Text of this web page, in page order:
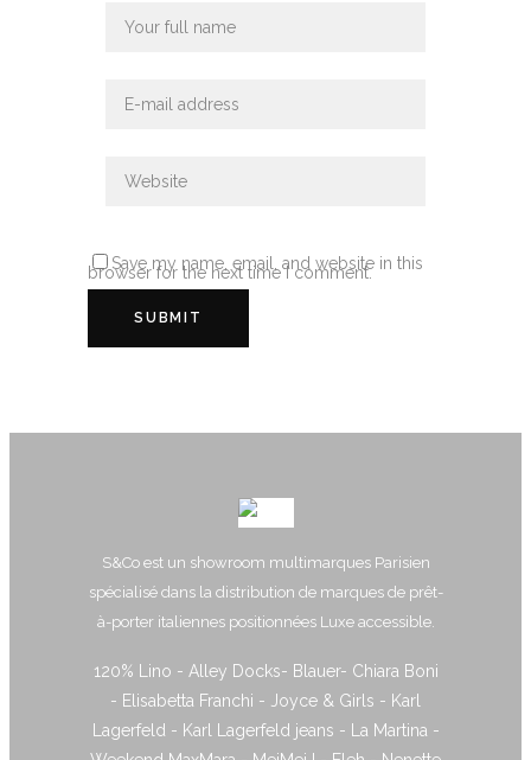
Save my name, email, and website in this
browser for the next time I comment.
S&Co est un showroom multimarques Parisien
spécialisé dans la distribution de marques de prêt-
à-porter italiennes positionnées Luxe accessible.
120% Lino - Alley Docks- Blauer- Chiara Boni
- Elisabetta Franchi - Joyce & Girls - Karl
Lagerfeld - Karl Lagerfeld jeans - La Martina -